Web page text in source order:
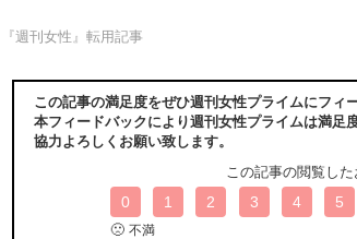
『週刊女性』転用記事
この記事の満足度をぜひ週刊女性プライムにフィ
本フィードバックにより週刊女性プライムは満足
協力よろしくお願い致します。
この記事の閲覧し
0 1 2 3 4 5
🙁 不満